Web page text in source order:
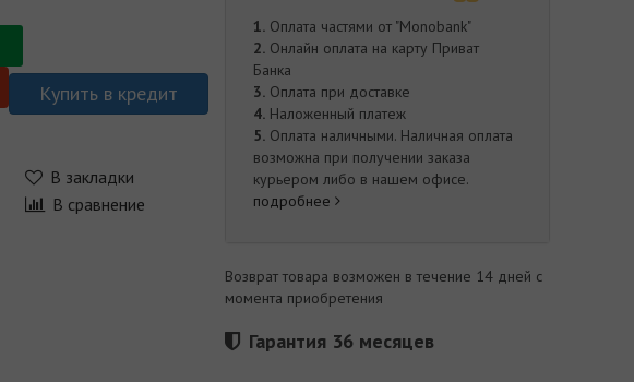
Купить в кредит
В закладки
В сравнение
1. Оплата частями от "Monobank"
2. Онлайн оплата на карту Приват
Банка
3. Оплата при доставке
4. Наложенный платеж
5. Оплата наличными. Наличная оплата
возможна при получении заказа
курьером либо в нашем офисе.
подробнее
Возврат товара возможен в течение 14 дней с
момента приобретения
Гарантия 36 месяцев